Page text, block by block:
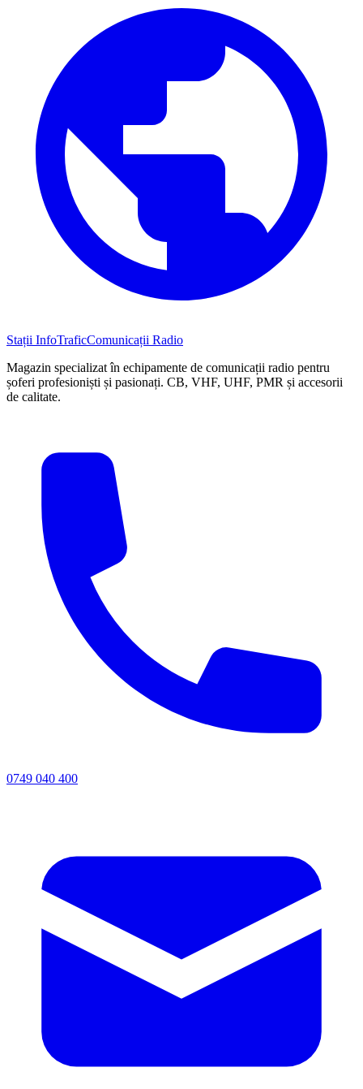
Stații InfoTraficComunicații Radio
Magazin specializat în echipamente de comunicații radio pentru
șoferi profesioniști și pasionați. CB, VHF, UHF, PMR și accesorii
de calitate.
0749 040 400